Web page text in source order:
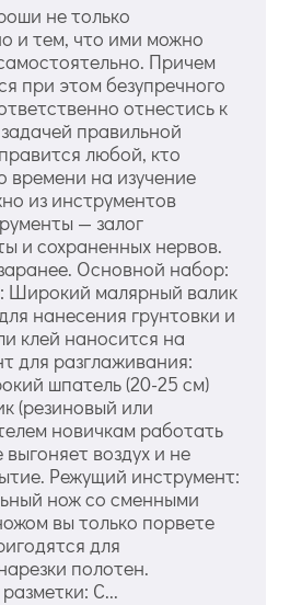
не только
и тем, что ими можно
Причем
при этом безупречного
отнестись к
правильной
любой, кто
времени на изучение
из инструментов
— залог
и сохраненных нервов.
Основной набор:
Широкий малярный валик
нанесения грунтовки и
клей наносится на
для разглаживания:
шпатель (20-25 см)
(резиновый или
новичкам работать
воздух и не
Режущий инструмент:
нож со сменными
вы только порвете
для
полотен.
С...